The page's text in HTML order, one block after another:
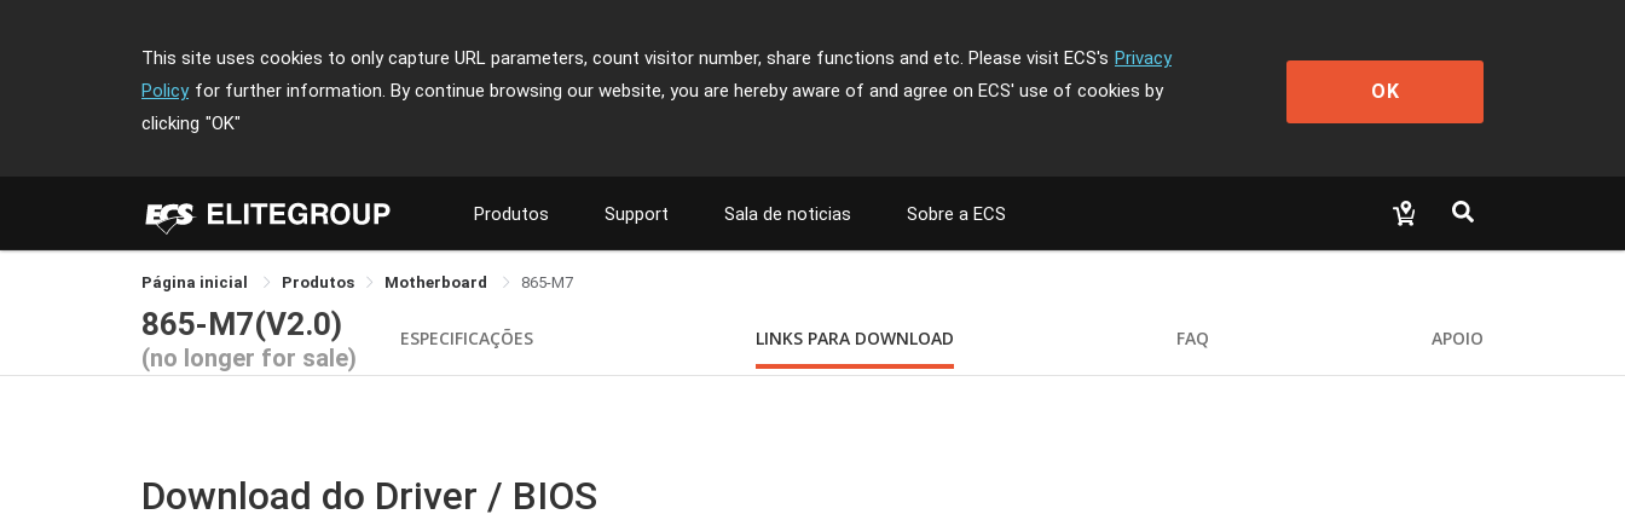
This site uses cookies to only capture URL parameters, count visitor number, share functions and etc. Please visit ECS's Privacy
Policy for further information. By continue browsing our website, you are hereby aware of and agree on ECS' use of cookies by
clicking "OK"
OK
Produtos Support Sala de noticias Sobre a ECS
Página inicial Produtos Motherboard 865-M7
865-M7(V2.0)
(no longer for sale)
ESPECIFICAÇÕES LINKS PARA DOWNLOAD FAQ APOIO
Download do Driver / BIOS